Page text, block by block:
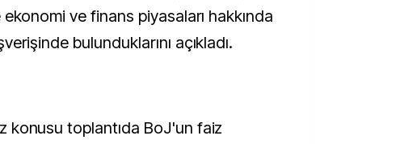
ve finans piyasaları hakkında
bulunduklarını açıkladı.
konusu toplantıda BoJ'un faiz